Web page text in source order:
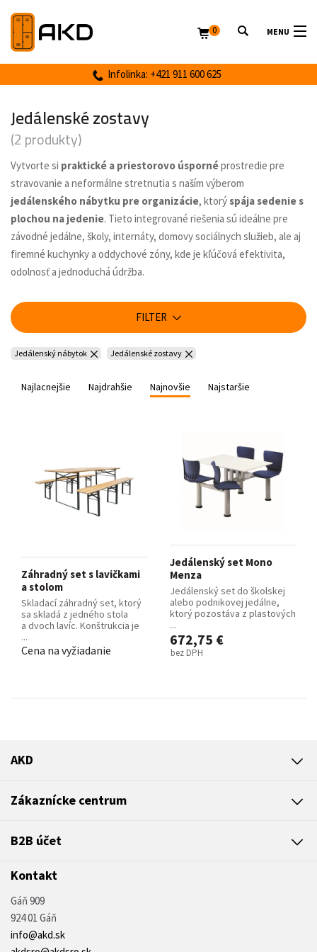
MENU
Infolinka: +421 911 600 625
0
Jedálenské zostavy
(2 produkty)
Vytvorte si praktické a priestorovo úspornéprostredie pre
stravovanie a neformálne stretnutia s naším výberom
jedálenského nábytku pre organizácie, ktorýspája sedenie s
plochou na jedenie. Tieto integrované riešenia sú ideálne pre
závodné jedálne, školy, internáty, domovy sociálnych služieb, ale aj
firemné kuchynky a oddychové zóny, kde je kľúčová efektivita,
odolnosť a jednoduchá údržba.
FILTER
Jedálenský nábytok Jedálenské zostavy
Najlacnejšie Najdrahšie Najnovšie Najstaršie
Záhradný set s lavičkami
a stolom
Skladací záhradný set, ktorý
sa skladá z jedného stola
a dvoch lavíc. Konštrukcia je
...
Cena na vyžiadanie
Jedálenský set Mono
Menza
Jedálenský set do školskej
alebo podnikovej jedálne,
ktorý pozostáva z plastových
...
672,75 €
bez DPH
AKD
Zákaznícke centrum
B2B účet
Kontakt
Gáň 909
924 01 Gáň
info@akd.sk